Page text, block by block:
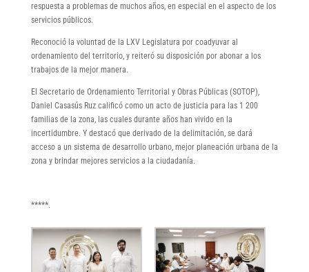
respuesta a problemas de muchos años, en especial en el aspecto de los
servicios públicos.
Reconoció la voluntad de la LXV Legislatura por coadyuvar al
ordenamiento del territorio, y reiteró su disposición por abonar a los
trabajos de la mejor manera.
El Secretario de Ordenamiento Territorial y Obras Públicas (SOTOP),
Daniel Casasús Ruz calificó como un acto de justicia para las 1 200
familias de la zona, las cuales durante años han vivido en la
incertidumbre. Y destacó que derivado de la delimitación, se dará
acceso a un sistema de desarrollo urbano, mejor planeación urbana de la
zona y brindar mejores servicios a la ciudadanía.
*****.